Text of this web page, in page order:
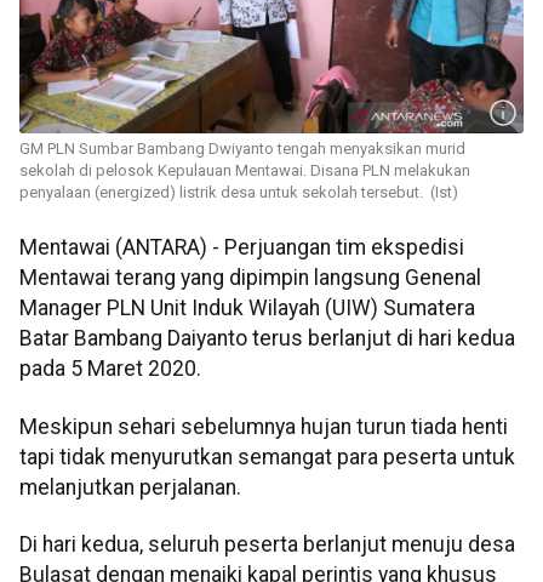
GM PLN Sumbar Bambang Dwiyanto tengah menyaksikan murid
sekolah di pelosok Kepulauan Mentawai. Disana PLN melakukan
penyalaan (energized) listrik desa untuk sekolah tersebut. (Ist)
Mentawai (ANTARA) - Perjuangan tim ekspedisi
Mentawai terang yang dipimpin langsung Genenal
Manager PLN Unit Induk Wilayah (UIW) Sumatera
Batar Bambang Daiyanto terus berlanjut di hari kedua
pada 5 Maret 2020.
Meskipun sehari sebelumnya hujan turun tiada henti
tapi tidak menyurutkan semangat para peserta untuk
melanjutkan perjalanan.
Di hari kedua, seluruh peserta berlanjut menuju desa
Bulasat dengan menaiki kapal perintis yang khusus